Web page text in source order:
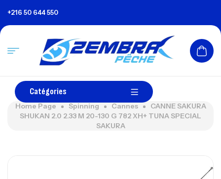
+216 50 644 550
Catégories
Home Page Spinning Cannes
CANNE SAKURA
SHUKAN 2.0 2.33 M 20-130 G 782 XH+ TUNA SPECIAL
SAKURA